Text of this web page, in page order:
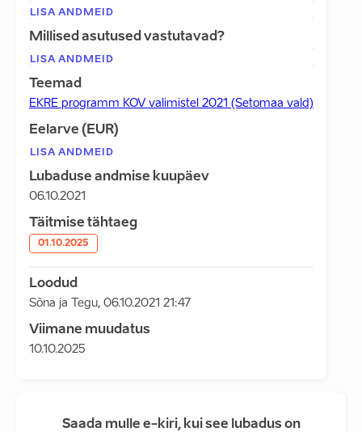
LISA ANDMEID
Millised asutused vastutavad?
LISA ANDMEID
Teemad
EKRE programm KOV valimistel 2021 (Setomaa vald)
Eelarve (EUR)
LISA ANDMEID
Lubaduse andmise kuupäev
06.10.2021
Täitmise tähtaeg
01.10.2025
Loodud
Sõna ja Tegu, 06.10.2021 21:47
Viimane muudatus
10.10.2025
Saada mulle e-kiri, kui see lubadus on